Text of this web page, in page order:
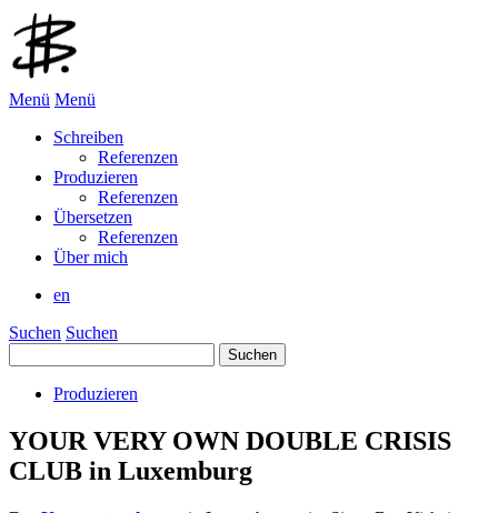
Menü Menü
Schreiben
Referenzen
Produzieren
Referenzen
Übersetzen
Referenzen
Über mich
en
Suchen Suchen
nach:
Produzieren
YOUR VERY OWN DOUBLE CRISIS
CLUB in Luxemburg